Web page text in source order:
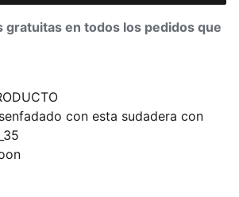
gratuitas en todos los pedidos que
con esta sudadera con
emblemático logotipo No. 1
La capucha ajustable y los puños
un ajuste perfecto, mientras